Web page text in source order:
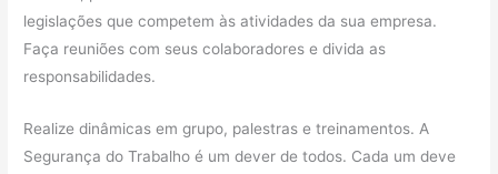
legislações que competem às atividades da sua empresa.
Faça reuniões com seus colaboradores e divida as
responsabilidades.
Realize dinâmicas em grupo, palestras e treinamentos. A
Segurança do Trabalho é um dever de todos. Cada um deve